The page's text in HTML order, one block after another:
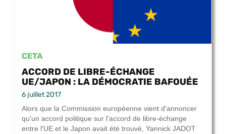
CETA
ACCORD DE LIBRE-ÉCHANGE
UE/JAPON : LA DÉMOCRATIE BAFOUÉE
6 juillet 2017
Alors que la Commission européenne vient d'annoncer
qu'un accord politique sur l'accord de libre-échange
entre l'UE et le Japon avait été trouvé, Yannick JADOT